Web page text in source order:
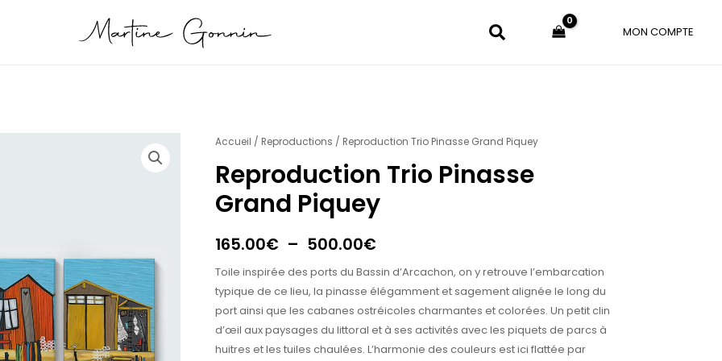
MON COMPTE
Accueil / Reproductions / Reproduction Trio Pinasse Grand Piquey
Reproduction Trio Pinasse
Grand Piquey
165.00€ – 500.00€
Plage
de
prix :
500.00€
Toile inspirée des ports du Bassin d’Arcachon, on y retrouve l’embarcation
typique de ce lieu, la pinasse élégamment et sagement alignée le long du
port ainsi que les cabanes ostréicoles charmantes et colorées. Un petit clin
d’œil aux paysages du littoral et à ses activités avec les piquets de parcs à
huitres et les tuiles chaulées. L’harmonie des couleurs est ici flattée par
quantité
Reproduction
Trio
Grand